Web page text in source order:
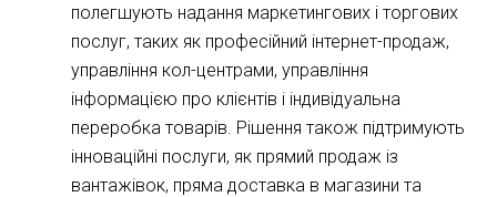
полегшують надання маркетингових і торгових
послуг, таких як професійний інтернет-продаж,
управління кол-центрами, управління
інформацією про клієнтів і індивідуальна
переробка товарів. Рішення також підтримують
інноваційні послуги, як прямий продаж із
вантажівок, пряма доставка в магазини та